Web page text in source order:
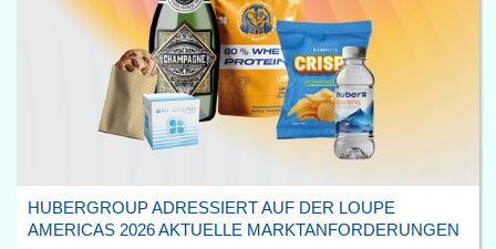
HUBERGROUP ADRESSIERT AUF DER LOUPE
AMERICAS 2026 AKTUELLE MARKTANFORDERUNGEN